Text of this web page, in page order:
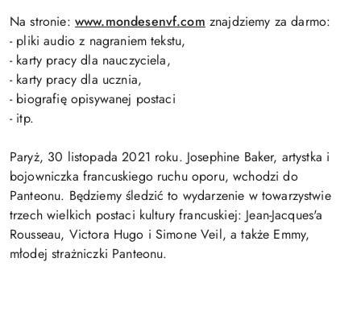
Na stronie: www.mondesenvf.com znajdziemy za darmo:
- pliki audio z nagraniem tekstu,
- karty pracy dla nauczyciela,
- karty pracy dla ucznia,
- biografię opisywanej postaci
- itp.
Paryż, 30 listopada 2021 roku. Josephine Baker, artystka i
bojowniczka francuskiego ruchu oporu, wchodzi do
Panteonu. Będziemy śledzić to wydarzenie w towarzystwie
trzech wielkich postaci kultury francuskiej: Jean-Jacques'a
Rousseau, Victora Hugo i Simone Veil, a także Emmy,
młodej strażniczki Panteonu.